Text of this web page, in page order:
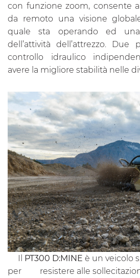
con funzione zoom, consente
da remoto una visione
quale sta operando ed
dell’attività dell’attrezzo. Due
controllo idraulico
avere la migliore stabilità nelle
Il PT300 D:MINE è un veicolo
per resistere alle